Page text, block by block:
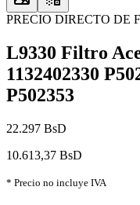
PRECIO DIRECTO DE
L9330 Filtro
1132402330
P502353
22.297 BsD
10.613,37 BsD
* Precio no incluye IVA